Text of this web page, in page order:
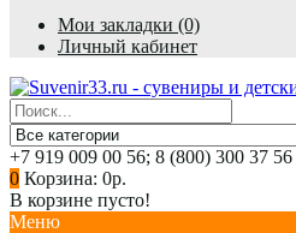
Мои закладки (0)
Личный кабинет
+7 919 009 00 56; 8 (800) 300 37 56
0 Корзина: 0р.
В корзине пусто!
Меню